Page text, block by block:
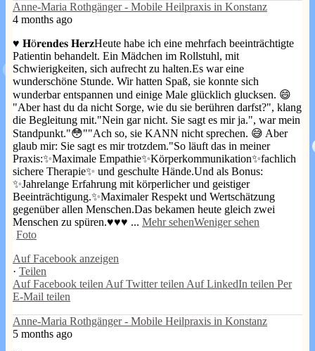
Anne-Maria Rothgänger - Mobile Heilpraxis in Konstanz
4 months ago
♥️ 𝐇ö𝐫𝐞𝐧𝐝𝐞𝐬 𝐇𝐞𝐫𝐳Heute habe ich eine mehrfach beeinträchtigte
Patientin behandelt. Ein Mädchen im Rollstuhl, mit
Schwierigkeiten, sich aufrecht zu halten.Es war eine
wunderschöne Stunde. Wir hatten Spaß, sie konnte sich
wunderbar entspannen und einige Male glücklich glucksen. 😄
"Aber hast du da nicht Sorge, wie du sie berühren darfst?", klang
die Begleitung mit."Nein gar nicht. Sie sagt es mir ja.", war mein
Standpunkt."😳""Ach so, sie KANN nicht sprechen. 😅 Aber
glaub mir: Sie sagt es mir trotzdem."So läuft das in meiner
Praxis:✨Maximale Empathie✨Körperkommunikation✨fachlich
sichere Therapie✨ und geschulte Hände.Und als Bonus:
✨Jahrelange Erfahrung mit körperlicher und geistiger
Beeinträchtigung.✨Maximaler Respekt und Wertschätzung
gegenüber allen Menschen.Das bekamen heute gleich zwei
Menschen zu spüren.♥️♥️♥️ ... Mehr sehenWeniger sehen
Foto
Auf Facebook anzeigen
· Teilen
Auf Facebook teilen Auf Twitter teilen Auf LinkedIn teilen Per
E-Mail teilen
Anne-Maria Rothgänger - Mobile Heilpraxis in Konstanz
5 months ago